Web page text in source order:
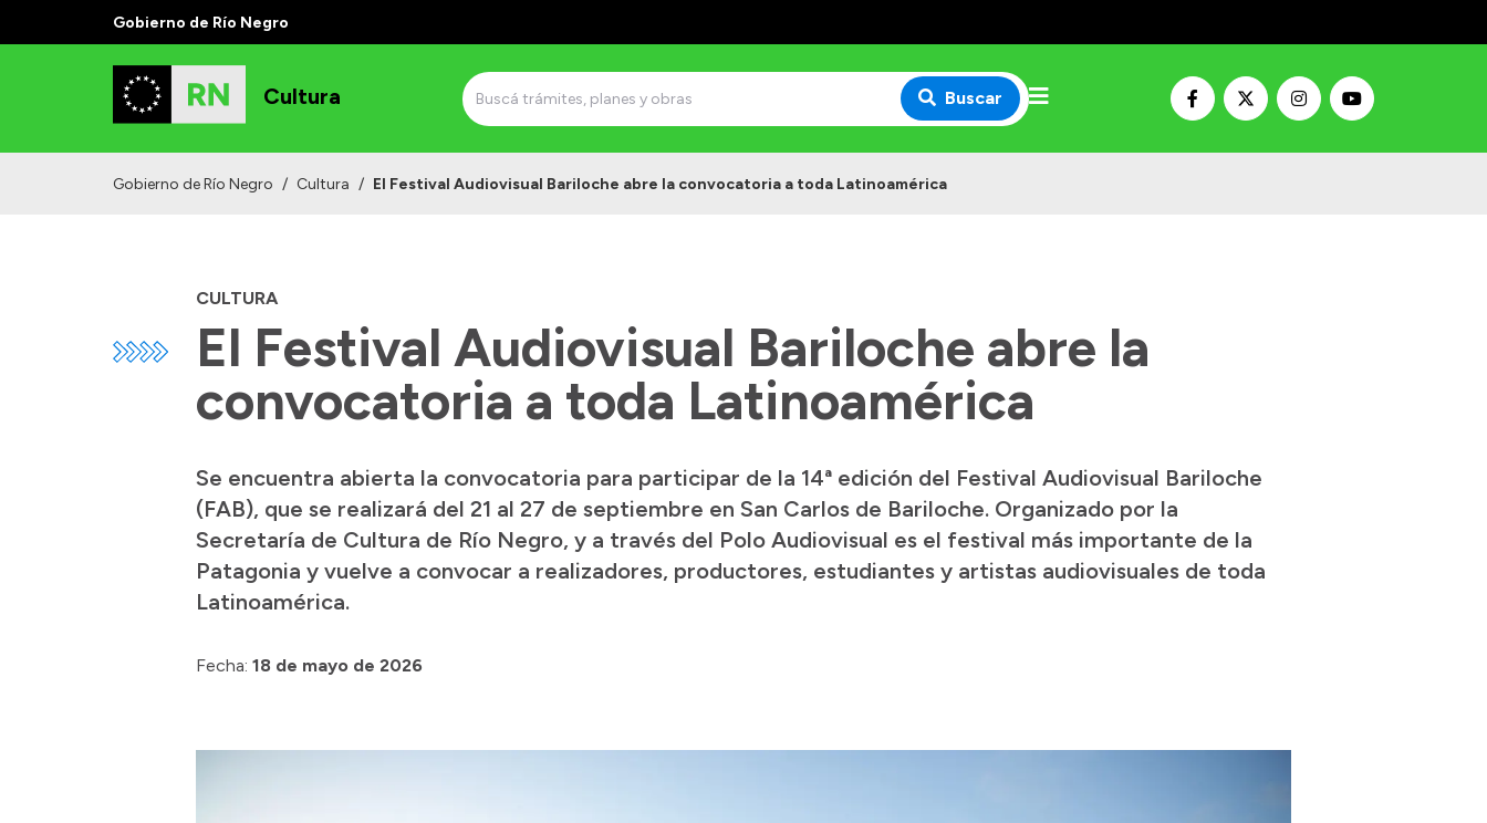
Gobierno de Río Negro
Cultura Buscar
Gobierno de Río Negro / Cultura / El Festival Audiovisual Bariloche abre la convocatoria a toda Latinoamérica
CULTURA
El Festival Audiovisual Bariloche abre la
convocatoria a toda Latinoamérica
Se encuentra abierta la convocatoria para participar de la 14ª edición del Festival Audiovisual Bariloche
(FAB), que se realizará del 21 al 27 de septiembre en San Carlos de Bariloche. Organizado por la
Secretaría de Cultura de Río Negro, y a través del Polo Audiovisual es el festival más importante de la
Patagonia y vuelve a convocar a realizadores, productores, estudiantes y artistas audiovisuales de toda
Latinoamérica.
Fecha: 18 de mayo de 2026